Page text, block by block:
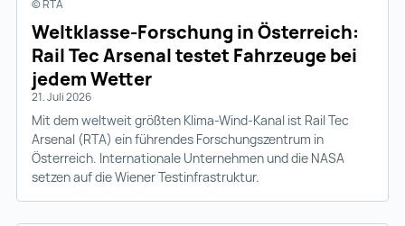
© RTA
Weltklasse-Forschung in Österreich:
Rail Tec Arsenal testet Fahrzeuge bei
jedem Wetter
21. Juli 2026
Mit dem weltweit größten Klima-Wind-Kanal ist Rail Tec
Arsenal (RTA) ein führendes Forschungszentrum in
Österreich. Internationale Unternehmen und die NASA
setzen auf die Wiener Testinfrastruktur.